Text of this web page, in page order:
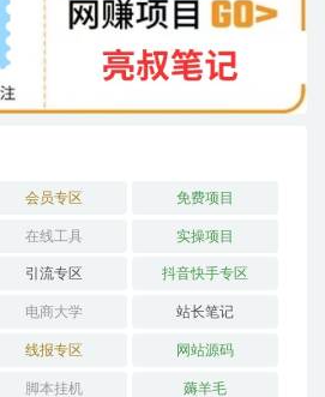
会员专区 免费项目
在线工具 实操项目
引流专区 抖音快手专区
电商大学 站长笔记
线报专区 网站源码
脚本挂机 薅羊毛